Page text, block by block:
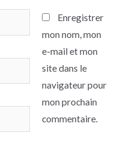
Enregistrer
mon nom, mon
e-mail et mon
site dans le
navigateur pour
mon prochain
commentaire.